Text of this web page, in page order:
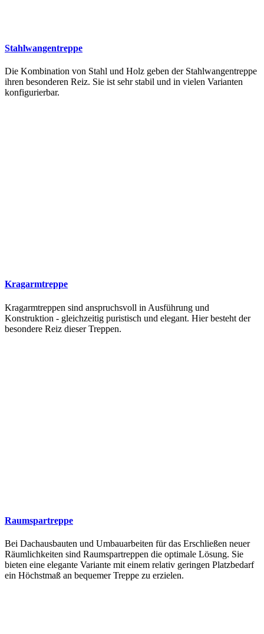
Stahlwangentreppe
Die Kombination von Stahl und Holz geben der Stahlwangentreppe
ihren besonderen Reiz. Sie ist sehr stabil und in vielen Varianten
konfigurierbar.
Kragarmtreppe
Kragarmtreppen sind anspruchsvoll in Ausführung und
Konstruktion - gleichzeitig puristisch und elegant. Hier besteht der
besondere Reiz dieser Treppen.
Raumspartreppe
Bei Dachausbauten und Umbauarbeiten für das Erschließen neuer
Räumlichkeiten sind Raumspartreppen die optimale Lösung. Sie
bieten eine elegante Variante mit einem relativ geringen Platzbedarf
ein Höchstmaß an bequemer Treppe zu erzielen.